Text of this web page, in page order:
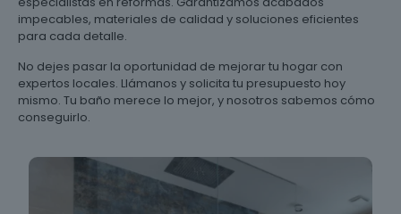
impecables, materiales de calidad y soluciones eficientes
para cada detalle.
No dejes pasar la oportunidad de mejorar tu hogar con
expertos locales. Llámanos y solicita tu presupuesto hoy
mismo. Tu baño merece lo mejor, y nosotros sabemos cómo
conseguirlo.